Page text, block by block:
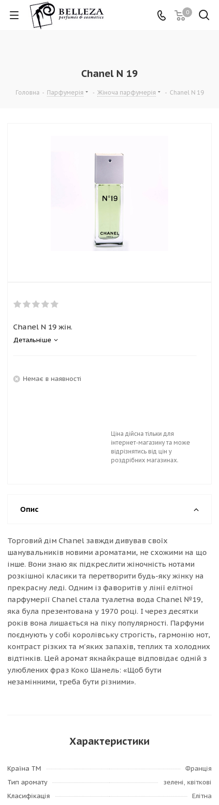
0
Chanel N 19
Головна - Парфумерія - Жіноча парфумерія - Chanel N 19
Chanel N 19 жін.
Детальніше
Немає в наявності
Ціна дійсна тільки для
інтернет-магазину та може
відрізнятись від цін у
роздрібних магазинах.
Опис
Торговий дім Chanel завжди дивував своїх
шанувальників новими ароматами, не схожими на що
інше. Вони знаю як підкреслити жіночність нотами
розкішної класики та перетворити будь-яку жінку на
прекрасну леді. Одним із фаворитів у лінії елітної
парфумерії Chanel стала туалетна вода Chanel №19,
яка була презентована у 1970 році. І через десятки
років вона лишається на піку популярності. Парфуми
поєднують у собі королівську строгість, гармонію нот,
контраст різких та м'яких запахів, теплих та холодних
відтінків. Цей аромат якнайкраще відповідає одній з
улюблених фраз Коко Шанель: «Щоб бути
незамінними, треба бути різними».
Характеристики
Країна ТМ
Франція
Тип аромату
зелені, квіткові
Класифікація
Елітна